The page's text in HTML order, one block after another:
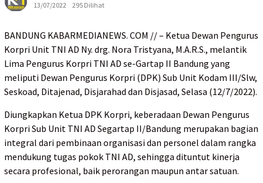
13/07/2022
295 Dilihat
BANDUNG KABARMEDIANEWS. COM // – Ketua Dewan Pengurus
Korpri Unit TNI AD Ny. drg. Nora Tristyana, M.A.R.S., melantik
Lima Pengurus Korpri TNI AD se-Gartap II Bandung yang
meliputi Dewan Pengurus Korpri (DPK) Sub Unit Kodam III/Slw,
Seskoad, Ditajenad, Disjarahad dan Disjasad, Selasa (12/7/2022).
Diungkapkan Ketua DPK Korpri, keberadaan Dewan Pengurus
Korpri Sub Unit TNI AD Segartap II/Bandung merupakan bagian
integral dari pembinaan organisasi dan personel dalam rangka
mendukung tugas pokok TNI AD, sehingga dituntut kinerja
secara profesional, baik perorangan maupun antar satuan.